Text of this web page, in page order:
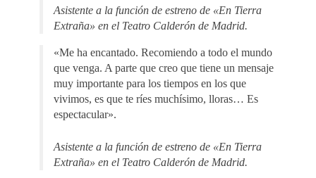
Asistente a la función de estreno de «En Tierra
Extraña» en el Teatro Calderón de Madrid.
«Me ha encantado. Recomiendo a todo el mundo
que venga. A parte que creo que tiene un mensaje
muy importante para los tiempos en los que
vivimos, es que te ríes muchísimo, lloras… Es
espectacular».
Asistente a la función de estreno de «En Tierra
Extraña» en el Teatro Calderón de Madrid.